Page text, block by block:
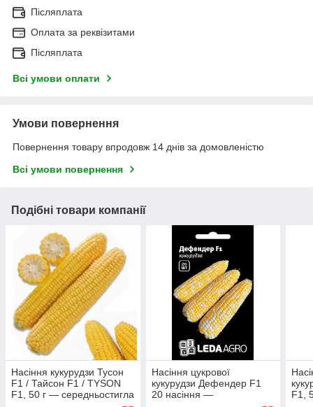
Післяплата
Оплата за реквізитами
Післяплата
Всі умови оплати
Умови повернення
Повернення товару впродовж 14 днів за домовленістю
Всі умови повернення
Подібні товари компанії
Насіння кукурудзи Тусон
F1 / Тайсон F1 / TYSON
F1, 50 г — середньостигла
Насіння цукрової
кукурудзи Дефендер F1
20 насіння —
F1,